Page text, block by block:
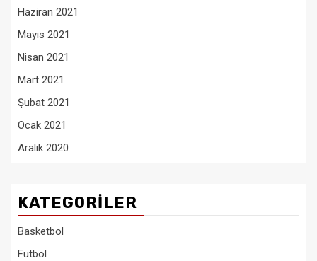
Haziran 2021
Mayıs 2021
Nisan 2021
Mart 2021
Şubat 2021
Ocak 2021
Aralık 2020
KATEGORILER
Basketbol
Futbol